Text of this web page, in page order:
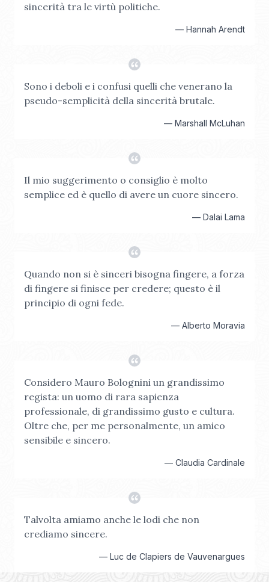
sincerità tra le virtù politiche.
— Hannah Arendt
Sono i deboli e i confusi quelli che venerano la
pseudo-semplicità della sincerità brutale.
— Marshall McLuhan
Il mio suggerimento o consiglio è molto
semplice ed è quello di avere un cuore sincero.
— Dalai Lama
Quando non si è sinceri bisogna fingere, a forza
di fingere si finisce per credere; questo è il
principio di ogni fede.
— Alberto Moravia
Considero Mauro Bolognini un grandissimo
regista: un uomo di rara sapienza
professionale, di grandissimo gusto e cultura.
Oltre che, per me personalmente, un amico
sensibile e sincero.
— Claudia Cardinale
Talvolta amiamo anche le lodi che non
crediamo sincere.
— Luc de Clapiers de Vauvenargues